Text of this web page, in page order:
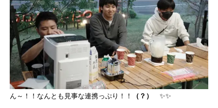
ん～！！なんとも見事な連携っぷり！！ （？） ✨✨